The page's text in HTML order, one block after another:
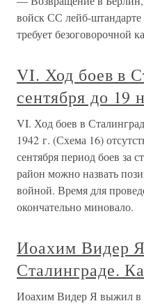
войск СС лейб-
требует безоговорочной
VI. Ход боев в
сентября до 19
VI. Ход боев в
1942 г. (Схема 16)
сентября период боев за
район можно назвать
войной. Время для
окончательно миновало.
Иоахим Видер
Сталинграде.
Иоахим Видер Я выжил в